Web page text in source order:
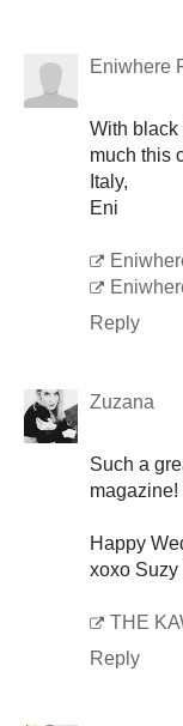
Eniwhere
With black
much this
Italy,
Eni
Reply
Zuzana
Such a
Happy
xoxo Suzy
THE
Reply